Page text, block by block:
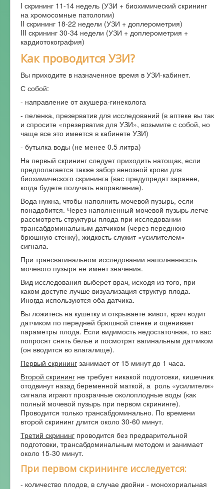
I скрининг 11-14 недель (УЗИ + биохимический скрининг
на хромосомные патологии)
II скрининг 18-22 недели (УЗИ + доплерометрия)
III скрининг 30-34 недели (УЗИ + доплерометрия +
кардиотокография)
Как проводится УЗИ?
Вы приходите в назначенное время в УЗИ-кабинет.
С собой:
- направление от акушера-гинеколога
- пеленка, презерватив для исследований (в аптеке вы так
и спросите «презерватив для УЗИ», возьмите с собой, но
чаще все это имеется в кабинете УЗИ)
- бутылка воды (не менее 0.5 литра)
На первый скрининг следует приходить натощак, если
предполагается также забор венозной крови для
биохимического скрининга (вас предупредят заранее,
когда будете получать направление).
Вода нужна, чтобы наполнить мочевой пузырь, если
понадобится. Через наполненный мочевой пузырь легче
рассмотреть структуры плода при исследовании
трансабдоминальным датчиком (через переднюю
брюшную стенку), жидкость служит «усилителем»
сигнала.
При трансвагинальном исследовании наполненность
мочевого пузыря не имеет значения.
Вид исследования выберет врач, исходя из того, при
каком доступе лучше визуализация структур плода.
Иногда используются оба датчика.
Вы ложитесь на кушетку и открываете живот, врач водит
датчиком по передней брюшной стенке и оценивает
параметры плода. Если видимость недостаточная, то вас
попросят снять белье и посмотрят вагинальным датчиком
(он вводится во влагалище).
Первый скрининг занимает от 15 минут до 1 часа.
Второй скрининг не требует никакой подготовки, кишечник
отодвинут назад беременной маткой, а роль «усилителя»
сигнала играют прозрачные околоплодные воды (как
полный мочевой пузырь при первом скрининге).
Проводится только трансабдоминально. По времени
второй скрининг длится около 30-60 минут.
Третий скрининг проводится без предварительной
подготовки, трансабдоминальным методом и занимает
около 15-30 минут.
При первом скрининге исследуется:
- количество плодов, в случае двойни - монохориальная